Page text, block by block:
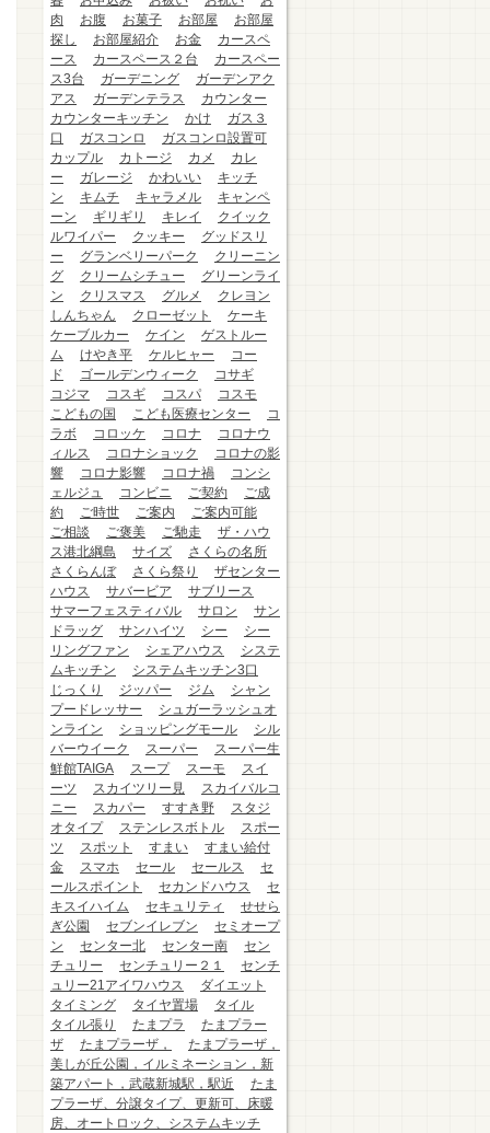
肉
お腹 お菓子 お部屋
お部屋
探し
お部屋紹介 お金
カースペ
ース
カースペース２台
カースペー
ス3台
ガーデニング
ガーデンアク
アス
ガーデンテラス
カウンター
カウンターキッチン
かけ
ガス３
口
ガスコンロ
ガスコンロ設置可
カップル
カトージ カメ
カレ
ー
ガレージ かわいい
キッチ
ン
キムチ キャラメル
キャンペ
ーン
ギリギリ キレイ
クイック
ルワイパー
クッキー
グッドスリ
ー
グランベリーパーク
クリーニン
グ
クリームシチュー
グリーンライ
ン
クリスマス グルメ
クレヨン
しんちゃん
クローゼット
ケーキ
ケーブルカー
ケイン
ゲストルー
ム
けやき平 ケルヒャー
コー
ド
ゴールデンウィーク
コサギ
コジマ
コスギ コスパ
コスモ
こどもの国
こども医療センター
コ
ラボ
コロッケ コロナ
コロナウ
ィルス
コロナショック
コロナの影
響
コロナ影響 コロナ禍
コンシ
ェルジュ
コンビニ ご契約
ご成
約
ご時世 ご案内
ご案内可能
ご相談
ご褒美 ご馳走
ザ・ハウ
ス港北綱島
サイズ
さくらの名所
さくらんぼ
さくら祭り
ザセンター
ハウス
サバービア
サブリース
サマーフェスティバル
サロン
サン
ドラッグ
サンハイツ シー
シー
リングファン
シェアハウス
システ
ムキッチン
システムキッチン3口
じっくり
ジッパー ジム
シャン
プードレッサー
シュガーラッシュオ
ンライン
ショッピングモール
シル
バーウイーク
スーパー
スーパー生
鮮館TAIGA
スープ スーモ
スイ
ーツ
スカイツリー見
スカイバルコ
ニー
スカパー すすき野
スタジ
オタイプ
ステンレスボトル
スポー
ツ
スポット すまい
すまい給付
金
スマホ セール セールス
セ
ールスポイント
セカンドハウス
セ
キスイハイム
セキュリティ
せせら
ぎ公園
セブンイレブン
セミオープ
ン
センター北 センター南
セン
チュリー
センチュリー２１
センチ
ュリー21アイワハウス
ダイエット
タイミング
タイヤ置場
タイル
タイル張り
たまプラ
たまプラー
ザ
たまプラーザ，
たまプラーザ，
美しが丘公園，イルミネーション，新
築アパート，武蔵新城駅，駅近
たま
プラーザ、分譲タイプ、更新可、床暖
房、オートロック、システムキッチ